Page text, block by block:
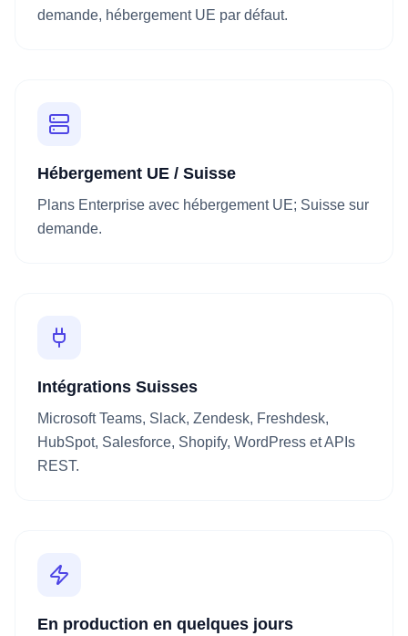
demande, hébergement UE par défaut.
Hébergement UE / Suisse
Plans Enterprise avec hébergement UE; Suisse sur
demande.
Intégrations Suisses
Microsoft Teams, Slack, Zendesk, Freshdesk,
HubSpot, Salesforce, Shopify, WordPress et APIs
REST.
En production en quelques jours